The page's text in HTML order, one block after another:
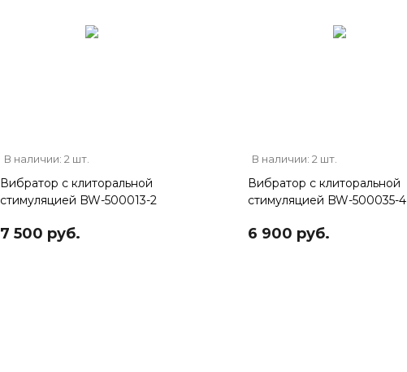
В наличии: 2 шт.
Вибратор с клиторальной
стимуляцией BW-500013-2
7 500 руб.
В наличии: 2 шт.
Вибратор с клиторальной
стимуляцией BW-500035-4
6 900 руб.